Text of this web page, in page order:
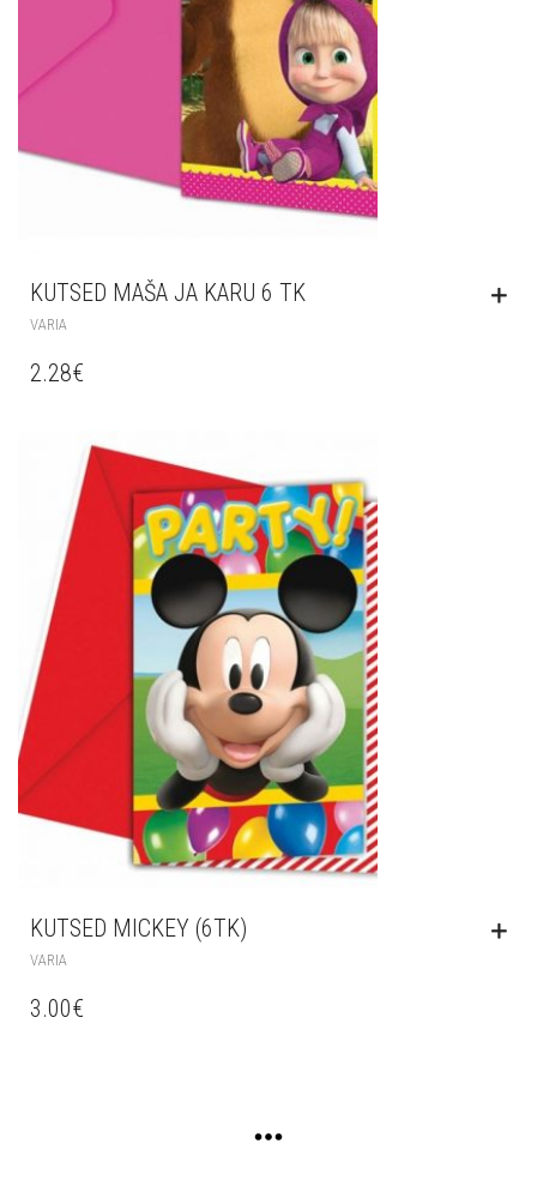
KUTSED MAŠA JA KARU 6 TK
VARIA
2.28€
KUTSED MICKEY (6TK)
VARIA
3.00€